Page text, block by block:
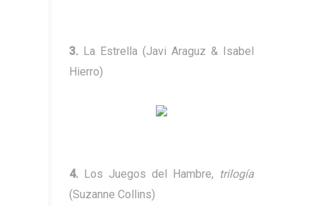
3. La Estrella (Javi Araguz & Isabel
Hierro)
4. Los Juegos del Hambre, trilogía
(Suzanne Collins)